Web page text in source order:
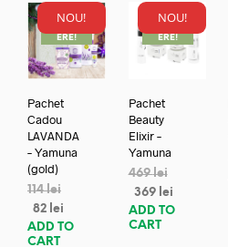
NOU!
REDUC
ERE!
Pachet
Cadou
LAVANDA
– Yamuna
(gold)
114lei
82 lei
ADD TO
CART
NOU!
REDUC
ERE!
Pachet
Beauty
Elixir –
Yamuna
469lei
369 lei
ADD TO
CART